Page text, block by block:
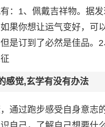
：1、佩戴吉祥物。据
果你想让运气变好，可
是订到了必然是佳品。
感觉,玄学有没有办法
通过跑步感受自身意志